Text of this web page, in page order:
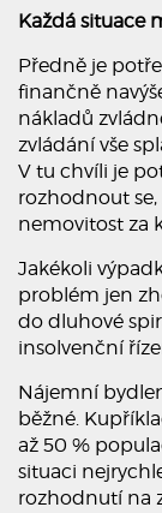
Každá situace
Předně je
finančně
nákladů
zvládání vše
V tu chvíli je
rozhodnout
nemovitost za
Jakékoli
problém jen
do dluhové
insolvenční
Nájemní
běžné.
až 50 %
situaci
rozhodnutí na